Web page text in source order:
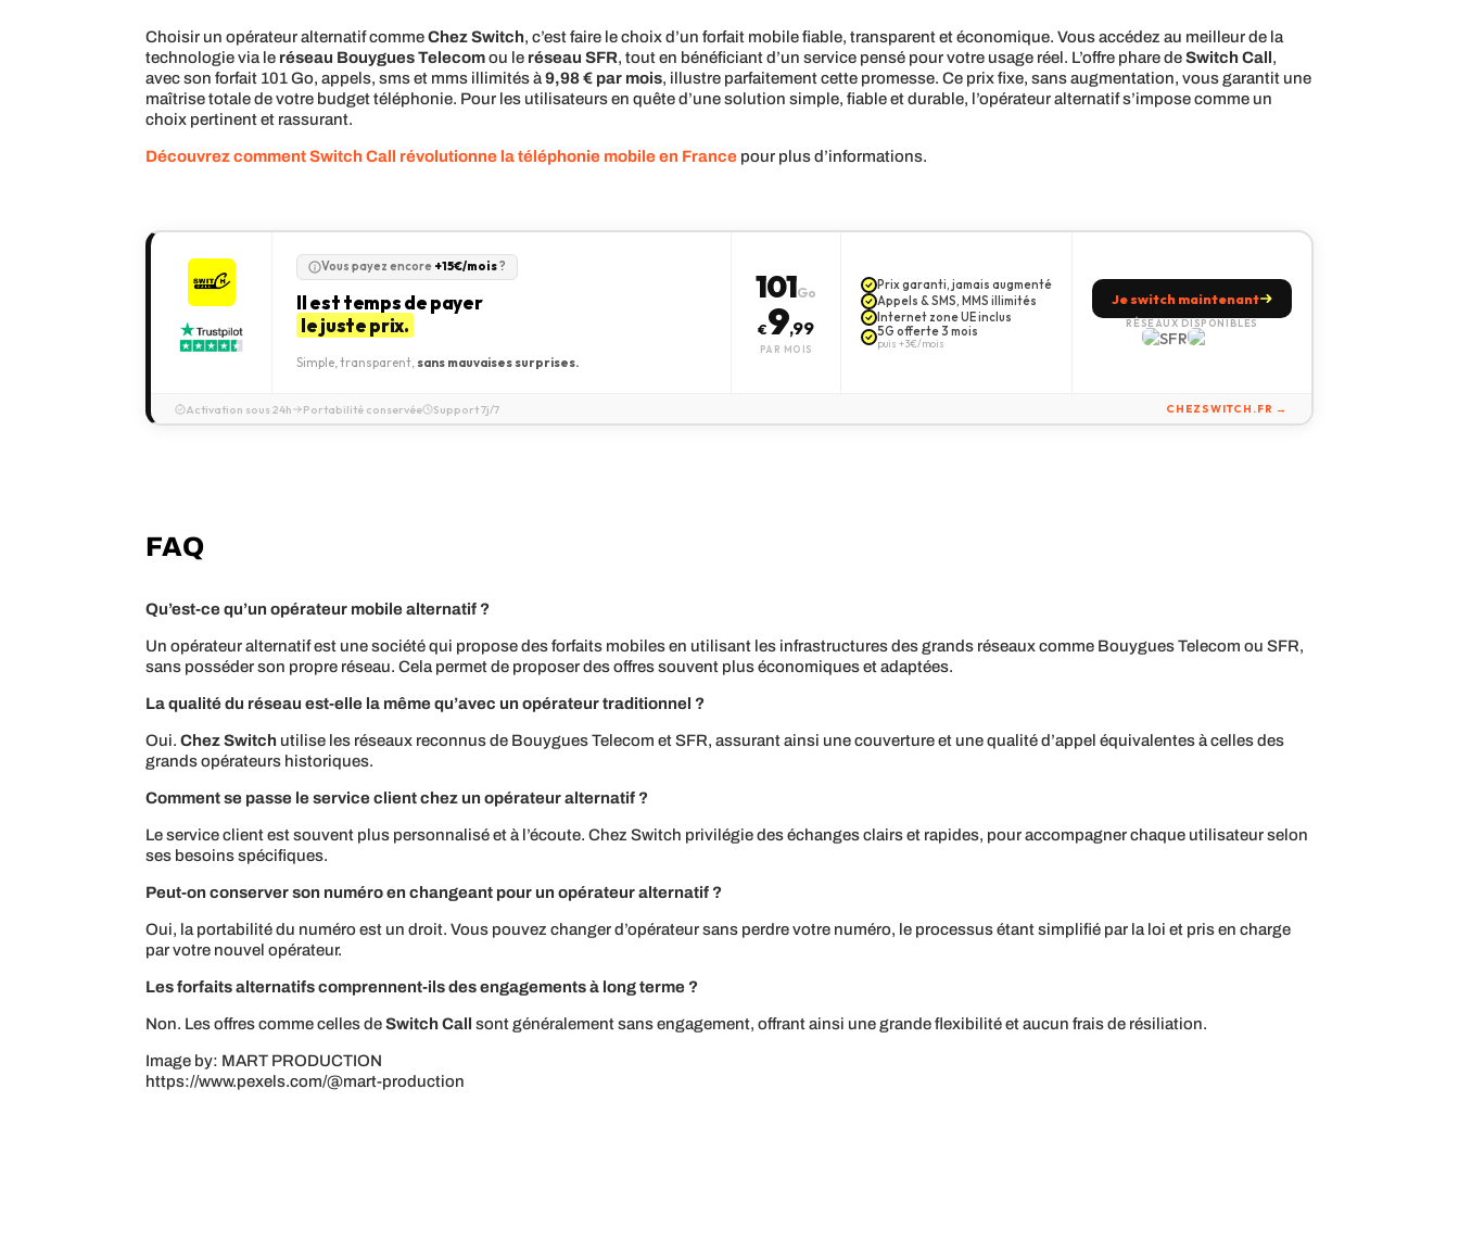
Choisir un opérateur alternatif commeChez Switch, c’est faire le choix d’un forfait mobile fiable, transparent et économique. Vous accédez au meilleur de la
technologie via le réseau Bouygues Telecomou le réseau SFR, tout en bénéficiant d’un service pensé pour votre usage réel. L’offre phare deSwitch Call,
avec son forfait 101 Go, appels, sms et mms illimités à9,98 € par mois, illustre parfaitement cette promesse. Ce prix fixe, sans augmentation, vous garantit une
maîtrise totale de votre budget téléphonie. Pour les utilisateurs en quête d’une solution simple, fiable et durable, l’opérateur alternatif s’impose comme un
choix pertinent et rassurant.
Découvrez commentSwitch Call révolutionne la téléphonie mobile en France pour plus d’informations.
Vous payez encore +15€/mois?
Il est temps de payer
le juste prix.
Simple, transparent, sans mauvaises surprises.
101Go
€9,99
PAR MOIS
Prix garanti, jamais augmenté
Appels & SMS, MMS illimités
Internet zone UE inclus
5G offerte 3 mois
puis +3€/mois
Je switch maintenant
RÉSEAUX DISPONIBLES
Activation sous 24h Portabilité conservée Support 7j/7 CHEZSWITCH.FR →
FAQ
Qu’est-ce qu’un opérateur mobile alternatif ?
Un opérateur alternatif est une société qui propose des forfaits mobiles en utilisant les infrastructures des grands réseaux comme Bouygues Telecom ou SFR,
sans posséder son propre réseau. Cela permet de proposer des offres souvent plus économiques et adaptées.
La qualité du réseau est-elle la même qu’avec un opérateur traditionnel ?
Oui.Chez Switch utilise les réseaux reconnus de Bouygues Telecom et SFR, assurant ainsi une couverture et une qualité d’appel équivalentes à celles des
grands opérateurs historiques.
Comment se passe le service client chez un opérateur alternatif ?
Le service client est souvent plus personnalisé et à l’écoute. Chez Switch privilégie des échanges clairs et rapides, pour accompagner chaque utilisateur selon
ses besoins spécifiques.
Peut-on conserver son numéro en changeant pour un opérateur alternatif ?
Oui, la portabilité du numéro est un droit. Vous pouvez changer d’opérateur sans perdre votre numéro, le processus étant simplifié par la loi et pris en charge
par votre nouvel opérateur.
Les forfaits alternatifs comprennent-ils des engagements à long terme ?
Non. Les offres comme celles deSwitch Call sont généralement sans engagement, offrant ainsi une grande flexibilité et aucun frais de résiliation.
Image by: MART PRODUCTION
https://www.pexels.com/@mart-production